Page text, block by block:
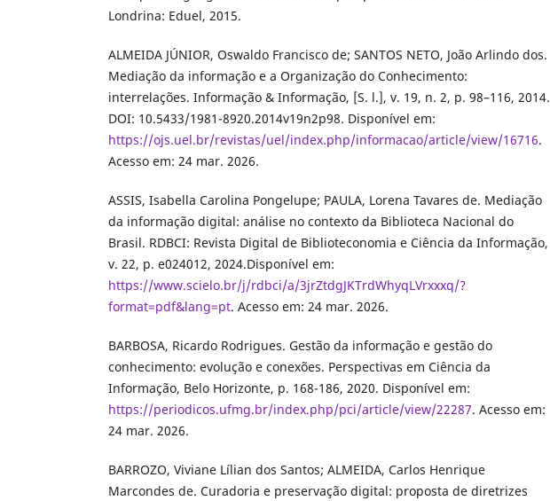
Londrina: Eduel, 2015.
ALMEIDA JÚNIOR, Oswaldo Francisco de; SANTOS NETO, João Arlindo dos.
Mediação da informação e a Organização do Conhecimento:
interrelações. Informação & Informação, [S. l.], v. 19, n. 2, p. 98–116, 2014.
DOI: 10.5433/1981-8920.2014v19n2p98. Disponível em:
https://ojs.uel.br/revistas/uel/index.php/informacao/article/view/16716.
Acesso em: 24 mar. 2026.
ASSIS, Isabella Carolina Pongelupe; PAULA, Lorena Tavares de. Mediação
da informação digital: análise no contexto da Biblioteca Nacional do
Brasil. RDBCI: Revista Digital de Biblioteconomia e Ciência da Informação,
v. 22, p. e024012, 2024.Disponível em:
https://www.scielo.br/j/rdbci/a/3jrZtdgJKTrdWhyqLVrxxxq/?
format=pdf&lang=pt. Acesso em: 24 mar. 2026.
BARBOSA, Ricardo Rodrigues. Gestão da informação e gestão do
conhecimento: evolução e conexões. Perspectivas em Ciência da
Informação, Belo Horizonte, p. 168-186, 2020. Disponível em:
https://periodicos.ufmg.br/index.php/pci/article/view/22287. Acesso em:
24 mar. 2026.
BARROZO, Viviane Lílian dos Santos; ALMEIDA, Carlos Henrique
Marcondes de. Curadoria e preservação digital: proposta de diretrizes